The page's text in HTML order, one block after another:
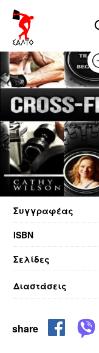
Διαστάσεις
Συγγραφέας
ISBN
Σελίδες
share